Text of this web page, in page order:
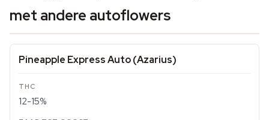
met andere autoflowers
Pineapple Express Auto (Azarius)
12-15%